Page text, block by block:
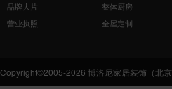
品牌大片
营业执照
整体厨房
全屋定制
Copyright©2005-2026 博洛尼家居装饰（北